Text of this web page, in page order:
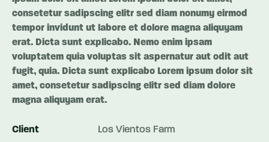
consetetur sadipscing elitr sed diam nonumy eirmod
tempor invidunt ut labore et dolore magna aliquyam
erat. Dicta sunt explicabo. Nemo enim ipsam
voluptatem quia voluptas sit aspernatur aut odit aut
fugit, quia. Dicta sunt explicabo Lorem ipsum dolor sit
amet, consetetur sadipscing elitr sed diam dolore
magna aliquyam erat.
Client Los Vientos Farm